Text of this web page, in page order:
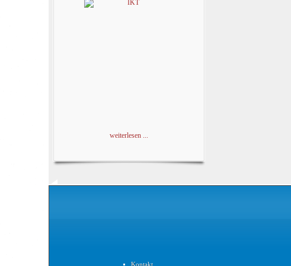
weiterlesen ...
Kontakt